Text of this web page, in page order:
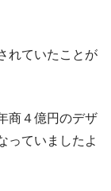
れていたことが
商４億円のデザ
っていましたよ